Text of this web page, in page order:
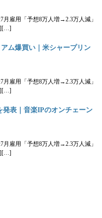
月雇用「予想8万人増→2.3万人減」
ム爆買い｜米シャープリン
月雇用「予想8万人増→2.3万人減」
発表｜音楽IPのオンチェーン
月雇用「予想8万人増→2.3万人減」